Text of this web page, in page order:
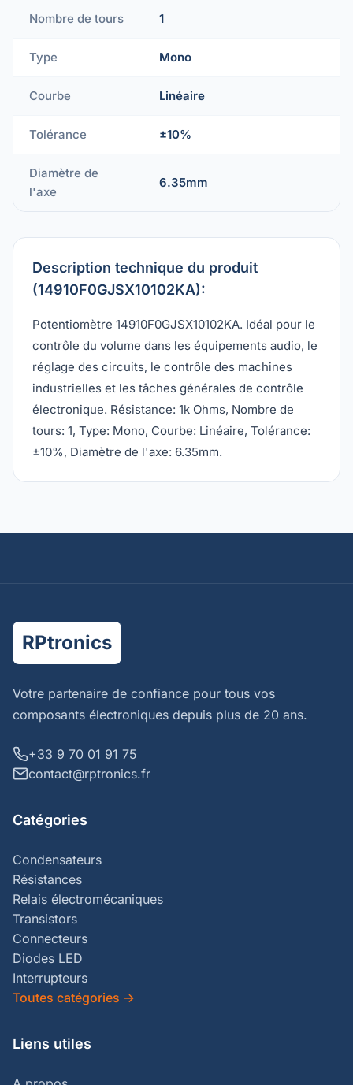
Nombre de tours 1
Type Mono
Courbe Linéaire
Tolérance ±10%
Diamètre de
l'axe
6.35mm
Description technique du produit
(14910F0GJSX10102KA):
Potentiomètre 14910F0GJSX10102KA. Idéal pour le
contrôle du volume dans les équipements audio, le
réglage des circuits, le contrôle des machines
industrielles et les tâches générales de contrôle
électronique. Résistance: 1k Ohms, Nombre de
tours: 1, Type: Mono, Courbe: Linéaire, Tolérance:
±10%, Diamètre de l'axe: 6.35mm.
RPtronics
Votre partenaire de confiance pour tous vos
composants électroniques depuis plus de 20 ans.
+33 9 70 01 91 75
contact@rptronics.fr
Catégories
Condensateurs
Résistances
Relais électromécaniques
Transistors
Connecteurs
Diodes LED
Interrupteurs
Toutes catégories →
Liens utiles